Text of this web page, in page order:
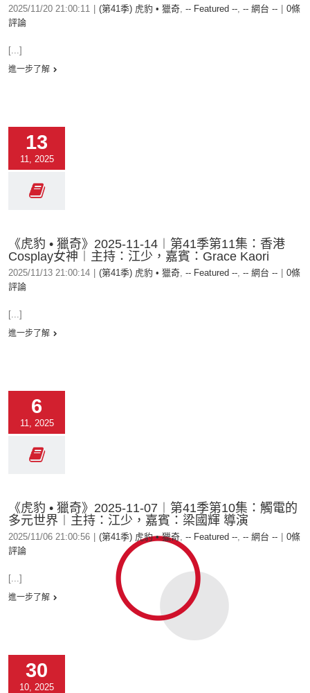
2025/11/20 21:00:11 (第41季) 虎豹 • 獵奇, -- Featured --, -- 網台 --
0條
評論
[...]
進一步了解
13
11, 2025
《虎豹 • 獵奇》2025-11-14︱第41季第11集：香港
Cosplay女神︱主持：江少，嘉賓：Grace Kaori
2025/11/13 21:00:14 (第41季) 虎豹 • 獵奇, -- Featured --, -- 網台 --
0條
評論
[...]
進一步了解
6
11, 2025
《虎豹 • 獵奇》2025-11-07︱第41季第10集：觸電的
多元世界︱主持：江少，嘉賓：梁國輝 導演
2025/11/06 21:00:56 (第41季) 虎豹 • 獵奇, -- Featured --, -- 網台 --
0條
評論
[...]
進一步了解
30
10, 2025